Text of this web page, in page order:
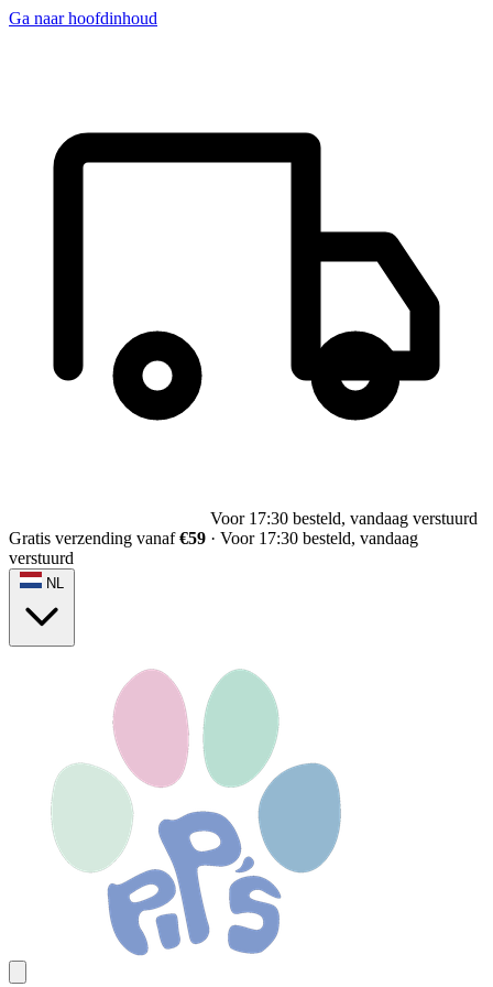
Ga naar hoofdinhoud
Voor 17:30 besteld, vandaag verstuurd
Gratis verzending vanaf€59 · Voor 17:30 besteld, vandaag
verstuurd
NL